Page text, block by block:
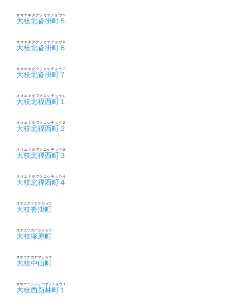
大枝北沓掛町５
オオエキタクツカケチョウ５
大枝北沓掛町６
オオエキタクツカケチョウ６
大枝北沓掛町７
オオエキタクツカケチョウ７
大枝北福西町１
オオエキタフクニシチョウ１
大枝北福西町２
オオエキタフクニシチョウ２
大枝北福西町３
オオエキタフクニシチョウ３
大枝北福西町４
オオエキタフクニシチョウ４
大枝沓掛町
オオエクツカケチョウ
大枝塚原町
オオエツカハラチョウ
大枝中山町
オオエナカヤマチョウ
大枝西新林町１
オオエニシシンバヤシチョウ１